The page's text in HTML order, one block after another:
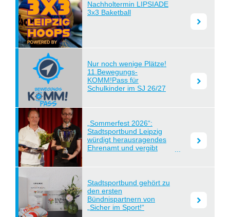
Nachholtermin LIPSIADE
3x3 Baketball
Nur noch wenige Plätze!
11.Bewegungs-
KOMM!Pass für
Schulkinder im SJ 26/27
„Sommerfest 2026“:
Stadtsportbund Leipzig
würdigt herausragendes
Ehrenamt und vergibt
Stadtsportbund gehört zu
den ersten
Bündnispartnern von
„Sicher im Sport!“